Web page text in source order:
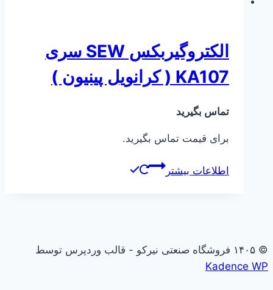
الکتروگیربکس SEW سری
KA107 ( کرانویل پینیون )
تماس بگیرید
برای قیمت تماس بگیرید.
اطلاعات بیشتر
© ۱۴۰۵ فروشگاه صنعتی نیرکو - قالب وردپرس توسط
Kadence WP